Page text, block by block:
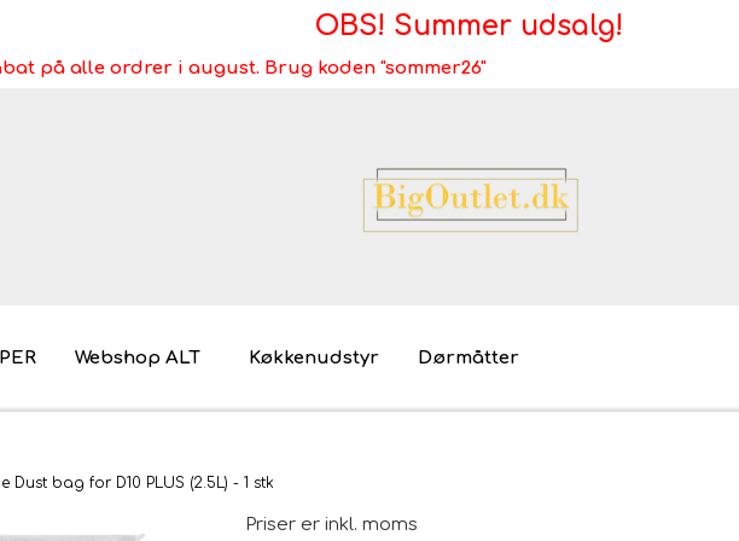
OBS! Summer udsalg!
på alle ordrer i august. Brug koden "sommer26"
Webshop ALT
til under 30 kr. Brugt/demo/udstilling - bliv miljøvenlig
Køkkenudstyr Dørmåtter
Dust bag for D10 PLUS (2.5L) - 1 stk
Priser er inkl. moms